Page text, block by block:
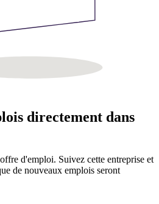
directement dans
d'emploi. Suivez cette entreprise et
de nouveaux emplois seront